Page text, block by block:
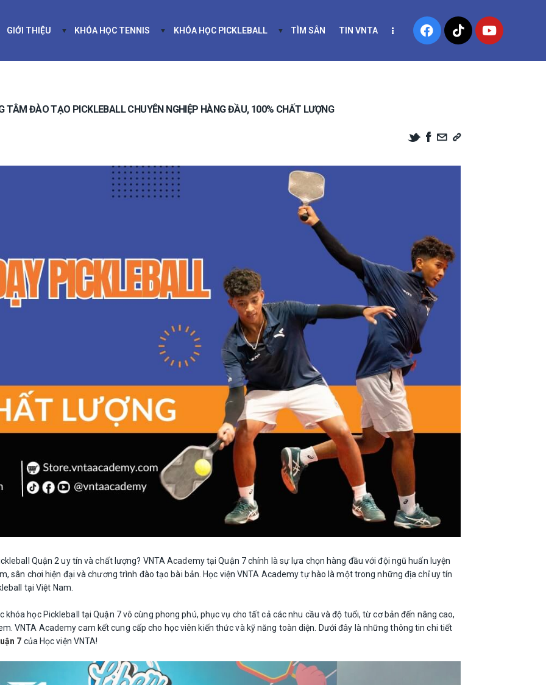
GIỚI THIỆU KHÓA HỌC TENNIS KHÓA HỌC PICKLEBALL TÌM SÂN TIN VNTA
TÂM ĐÀO TẠO PICKLEBALL CHUYÊN NGHIỆP HÀNG ĐẦU, 100% CHẤT LƯỢNG
Quận 2 uy tín và chất lượng? VNTA Academy tại Quận 7 chính là sự lựa chọn hàng đầu với đội ngũ huấn luyện
sân chơi hiện đại và chương trình đào tạo bài bản. Học viện VNTA Academy tự hào là một trong những địa chỉ uy tín
tại Việt Nam.
khóa học Pickleball tại Quận 7 vô cùng phong phú, phục vụ cho tất cả các nhu cầu và độ tuổi, từ cơ bản đến nâng cao,
VNTA Academy cam kết cung cấp cho học viên kiến thức và kỹ năng toàn diện. Dưới đây là những thông tin chi tiết
7 của Học viện VNTA!